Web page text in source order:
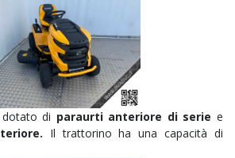
di paraurti anteriore di serie e
Il trattorino ha una capacità di